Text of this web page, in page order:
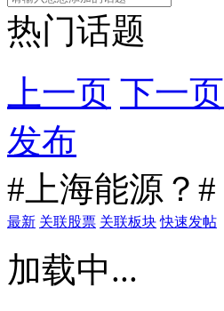
热门话题
上一页 下一页
发布
#上海能源？#
最新 关联股票 关联板块 快速发帖
加载中...